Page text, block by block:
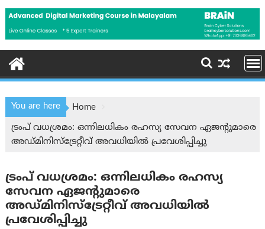
You are here
Home
ട്രംപ് വധശ്രമം: ഒന്നിലധികം രഹസ്യ സേവന ഏജൻ്റുമാരെ
അഡ്മിനിസ്‌ട്രേറ്റീവ് അവധിയിൽ പ്രവേശിപ്പിച്ചു
ട്രംപ് വധശ്രമം: ഒന്നിലധികം രഹസ്യ
സേവന ഏജൻ്റുമാരെ
അഡ്മിനിസ്‌ട്രേറ്റീവ് അവധിയിൽ
പ്രവേശിപ്പിച്ചു